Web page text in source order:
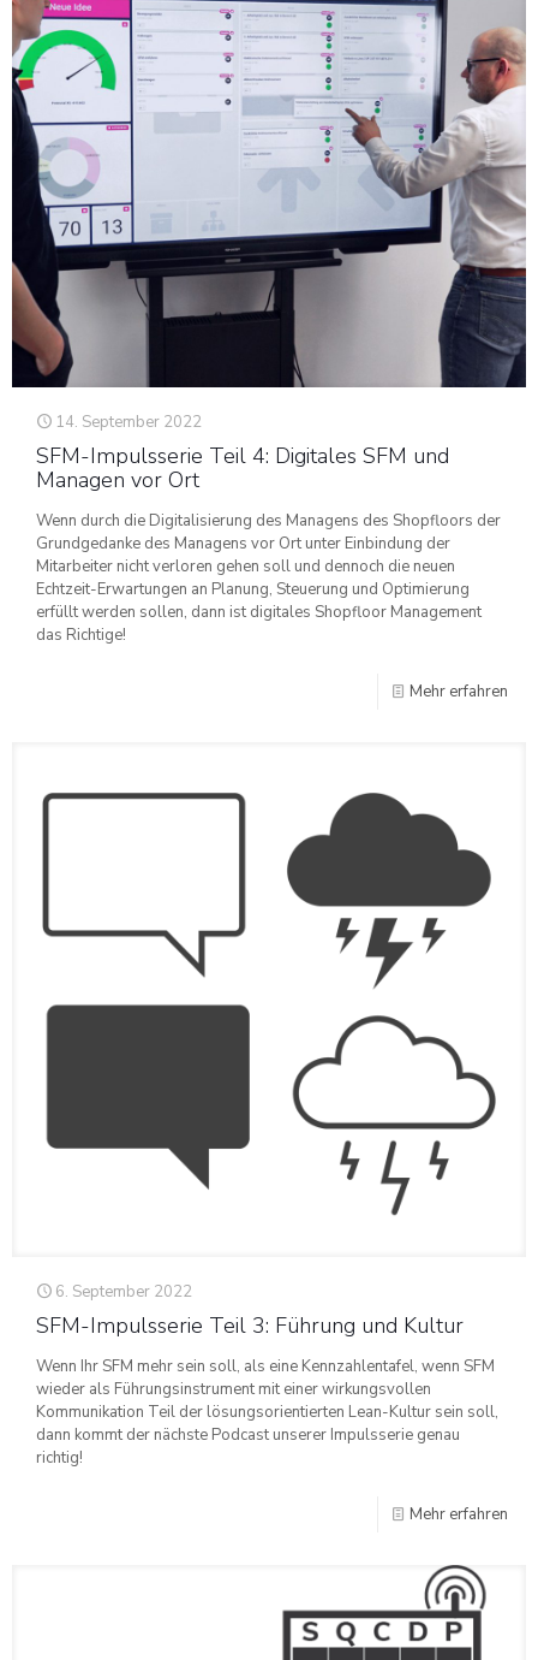
14. September 2022
SFM-Impulsserie Teil 4: Digitales SFM und
Managen vor Ort
Wenn durch die Digitalisierung des Managens des Shopfloors der
Grundgedanke des Managens vor Ort unter Einbindung der
Mitarbeiter nicht verloren gehen soll und dennoch die neuen
Echtzeit-Erwartungen an Planung, Steuerung und Optimierung
erfüllt werden sollen, dann ist digitales Shopfloor Management
das Richtige!
Mehr erfahren
6. September 2022
SFM-Impulsserie Teil 3: Führung und Kultur
Wenn Ihr SFM mehr sein soll, als eine Kennzahlentafel, wenn SFM
wieder als Führungsinstrument mit einer wirkungsvollen
Kommunikation Teil der lösungsorientierten Lean-Kultur sein soll,
dann kommt der nächste Podcast unserer Impulsserie genau
richtig!
Mehr erfahren